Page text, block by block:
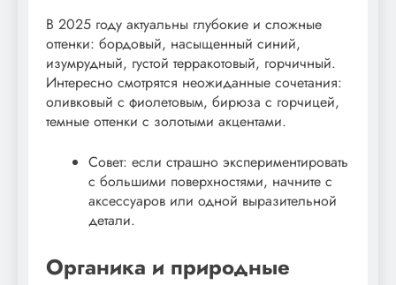
В 2025 году актуальны глубокие и сложные
оттенки: бордовый, насыщенный синий,
изумрудный, густой терракотовый, горчичный.
Интересно смотрятся неожиданные сочетания:
оливковый с фиолетовым, бирюза с горчицей,
темные оттенки с золотыми акцентами.
Совет: если страшно экспериментировать
с большими поверхностями, начните с
аксессуаров или одной выразительной
детали.
Органика и природные